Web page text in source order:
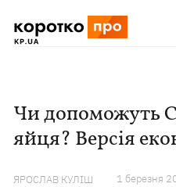
Чи допоможуть
яйця? Версія
ЯРОСЛАВ КУЛІШ 1 березня